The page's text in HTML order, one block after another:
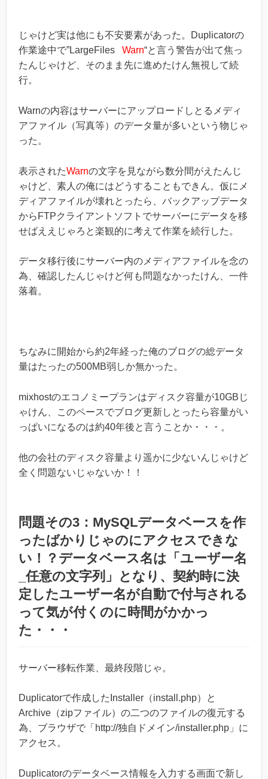
じゃけど実は他にも不安要素があった。Duplicatorの
作業途中で”LargeFiles Warn“と言う警告が出て焦っ
たんじゃけど、そのまま先に進めたけん無視して続
行。
Warnの内容はサーバーにアップロードしとるメディ
アファイル（写真等）のデータ量が多いという物じゃ
った。
表示されたWarnの文字を見ながら数分間がえたんじ
ゃけど、素人の俺にはどうすることもできん。仮にメ
ディアファイルが壊れとったら、バックアップデータ
からFTPクライアントソフトでサーバーにデータを移
せばええじゃろと楽観的に考えて作業を続行した。
データ移行後にサーバー内のメディアファイルを念の
為、確認したんじゃけど何も問題なかったけん、一件
落着。
ちなみに開始から約2年経った俺のブログの総データ
量はたったの500MB弱しか無かった。
mixhostのエコノミープランはディスク容量が10GBじ
ゃけん、このペースでブログ更新しとったら容量がい
っぱいになるのは約40年後と言うことか・・・。
他の会社のディスク容量より遥かに少ないんじゃけど
全く問題ないじゃないか！！
問題その3：MySQLデータベースを作
ったばかりじゃのにアクセスできな
い！？データベース名は「ユーザー名
_任意の文字列」となり、契約時に決
定したユーザー名が自動で付与される
って気が付くのに時間がかかっ
た・・・
サーバー移転作業、最終段階じゃ。
Duplicatorで作成したInstaller（install.php）と
Archive（zipファイル）の二つのファイルの復元する
為、ブラウザで「http://独自ドメイン/installer.php」に
アクセス。
Duplicatorのデータベース情報を入力する画面で新し